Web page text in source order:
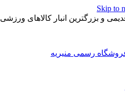
Skip to
و بزرگترین انبار کالاهای ورزشی